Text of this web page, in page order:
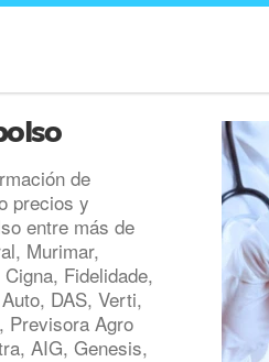
de
precios y
entre más de
Murimar,
Fidelidade,
DAS, Verti,
Previsora Agro
AIG, Genesis,